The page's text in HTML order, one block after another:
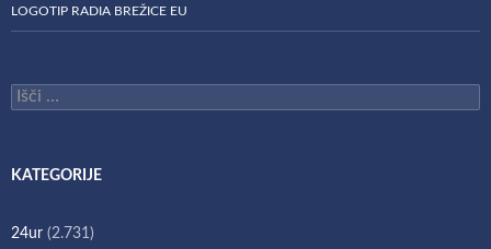
LOGOTIP RADIA BREŽICE EU
Išči:
KATEGORIJE
24ur (2.731)